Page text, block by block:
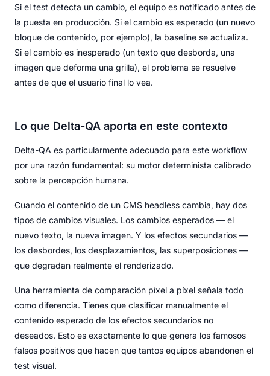
Si el test detecta un cambio, el equipo es notificado antes de
la puesta en producción. Si el cambio es esperado (un nuevo
bloque de contenido, por ejemplo), la baseline se actualiza.
Si el cambio es inesperado (un texto que desborda, una
imagen que deforma una grilla), el problema se resuelve
antes de que el usuario final lo vea.
Lo que Delta-QA aporta en este contexto
Delta-QA es particularmente adecuado para este workflow
por una razón fundamental: su motor determinista calibrado
sobre la percepción humana.
Cuando el contenido de un CMS headless cambia, hay dos
tipos de cambios visuales. Los cambios esperados — el
nuevo texto, la nueva imagen. Y los efectos secundarios —
los desbordes, los desplazamientos, las superposiciones —
que degradan realmente el renderizado.
Una herramienta de comparación píxel a píxel señala todo
como diferencia. Tienes que clasificar manualmente el
contenido esperado de los efectos secundarios no
deseados. Esto es exactamente lo que genera los famosos
falsos positivos que hacen que tantos equipos abandonen el
test visual.